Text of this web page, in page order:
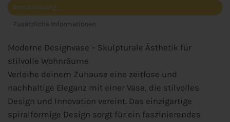
Beschreibung
Zusätzliche Informationen
Moderne Designvase – Skulpturale Ästhetik für
stilvolle Wohnräume
Verleihe deinem Zuhause eine zeitlose und
nachhaltige Eleganz mit einer Vase, die stilvolles
Design und Innovation vereint. Das einzigartige
spiralförmige Design sorgt für ein faszinierendes